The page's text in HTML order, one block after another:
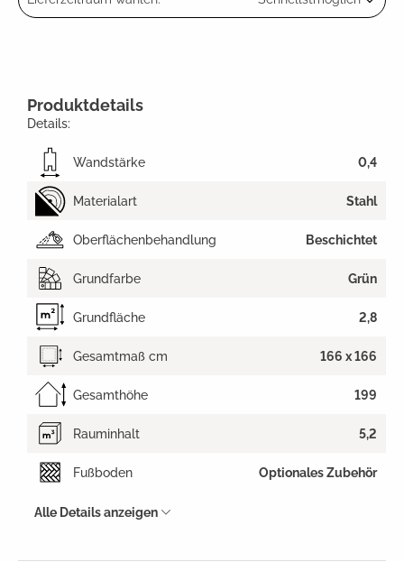
Produktdetails
Details:
Wandstärke 0,4
Materialart Stahl
Oberflächenbehandlung Beschichtet
Grundfarbe Grün
Grundfläche 2,8
Gesamtmaß cm 166 x 166
Gesamthöhe 199
Rauminhalt 5,2
Fußboden Optionales Zubehör
Alle Details anzeigen